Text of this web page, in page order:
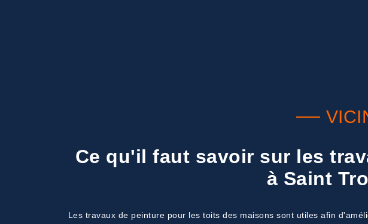
Ce qu'il faut savoir sur les
à Saint
Les travaux de peinture pour les toits des maisons sont utiles afin